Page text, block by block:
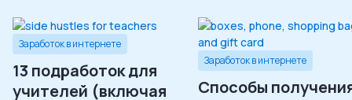
Заработок в интернете
13 подработок для
учителей (включая
Заработок в интернете
Способы